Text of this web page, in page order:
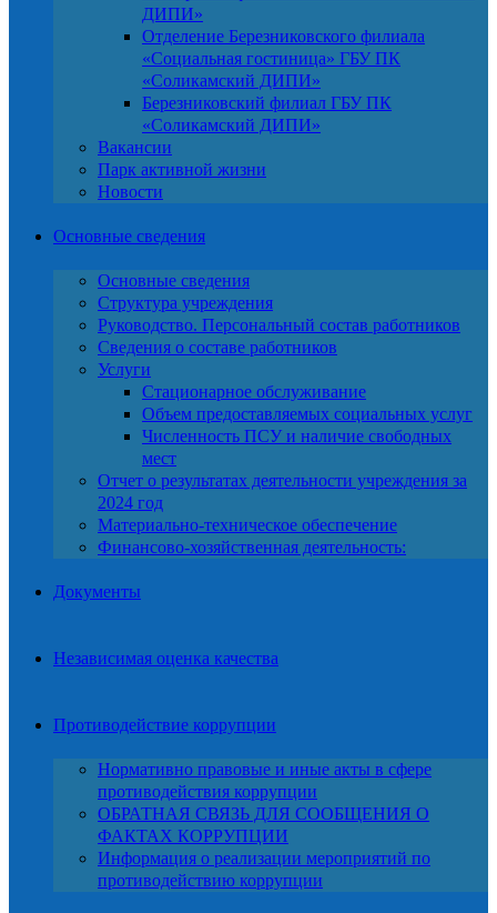
ДИПИ»
Отделение Березниковского филиала
«Социальная гостиница» ГБУ ПК
«Соликамский ДИПИ»
Березниковский филиал ГБУ ПК
«Соликамский ДИПИ»
Вакансии
Парк активной жизни
Новости
Основные сведения
Основные сведения
Структура учреждения
Руководство. Персональный состав работников
Сведения о составе работников
Услуги
Стационарное обслуживание
Объем предоставляемых социальных услуг
Численность ПСУ и наличие свободных
мест
Отчет о результатах деятельности учреждения за
2024 год
Материально-техническое обеспечение
Финансово-хозяйственная деятельность:
Документы
Независимая оценка качества
Противодействие коррупции
Нормативно правовые и иные акты в сфере
противодействия коррупции
ОБРАТНАЯ СВЯЗЬ ДЛЯ СООБЩЕНИЯ О
ФАКТАХ КОРРУПЦИИ
Информация о реализации мероприятий по
противодействию коррупции